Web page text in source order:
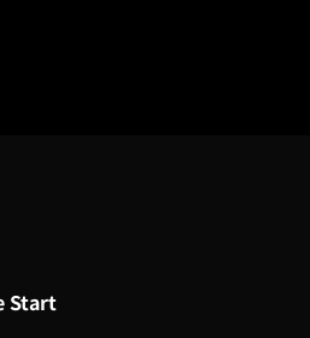
Start